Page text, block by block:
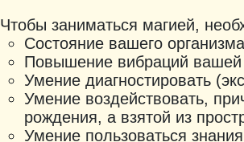
Чтобы заниматься магией,
Состояние вашего
Повышение вибраций вашей
Умение диагностировать
Умение воздействовать,
рождения, а взятой из
Умение пользоваться